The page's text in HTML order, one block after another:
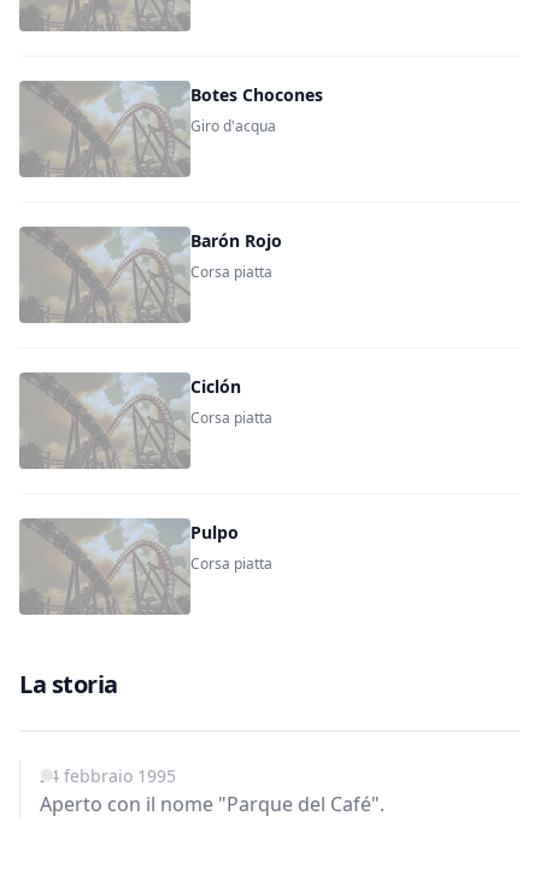
Botes Chocones
Giro d'acqua
Barón Rojo
Corsa piatta
Ciclón
Corsa piatta
Pulpo
Corsa piatta
La storia
24 febbraio 1995
Aperto con il nome "Parque del Café".